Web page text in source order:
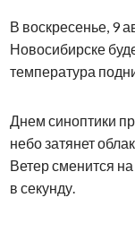
В воскресенье, 9
Новосибирске
температура
Днем синоптики
небо затянет
Ветер сменится
в секунду.